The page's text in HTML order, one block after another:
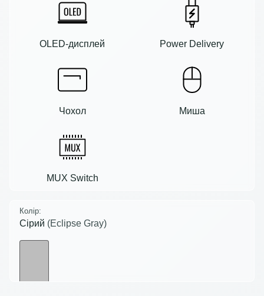
OLED-дисплей Power Delivery
Чохол Миша
MUX Switch
Колір:
Сірий (Eclipse Gray)